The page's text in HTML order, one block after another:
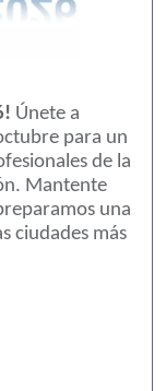
Únete a
para un
de la
Mantente
una
ciudades más